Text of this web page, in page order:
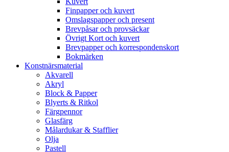
Finpapper och kuvert
Omslagspapper och present
Brevpåsar och provsäckar
Övrigt Kort och kuvert
Brevpapper och korrespondenskort
Bokmärken
Konstnärsmaterial
Akvarell
Akryl
Block & Papper
Blyerts & Ritkol
Färgpennor
Glasfärg
Målardukar & Stafflier
Olja
Pastell